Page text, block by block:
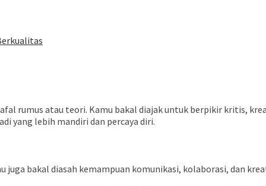
rumus atau teori. Kamu bakal diajak untuk berpikir kritis,
yang lebih mandiri dan percaya diri.
juga bakal diasah kemampuan komunikasi, kolaborasi, dan